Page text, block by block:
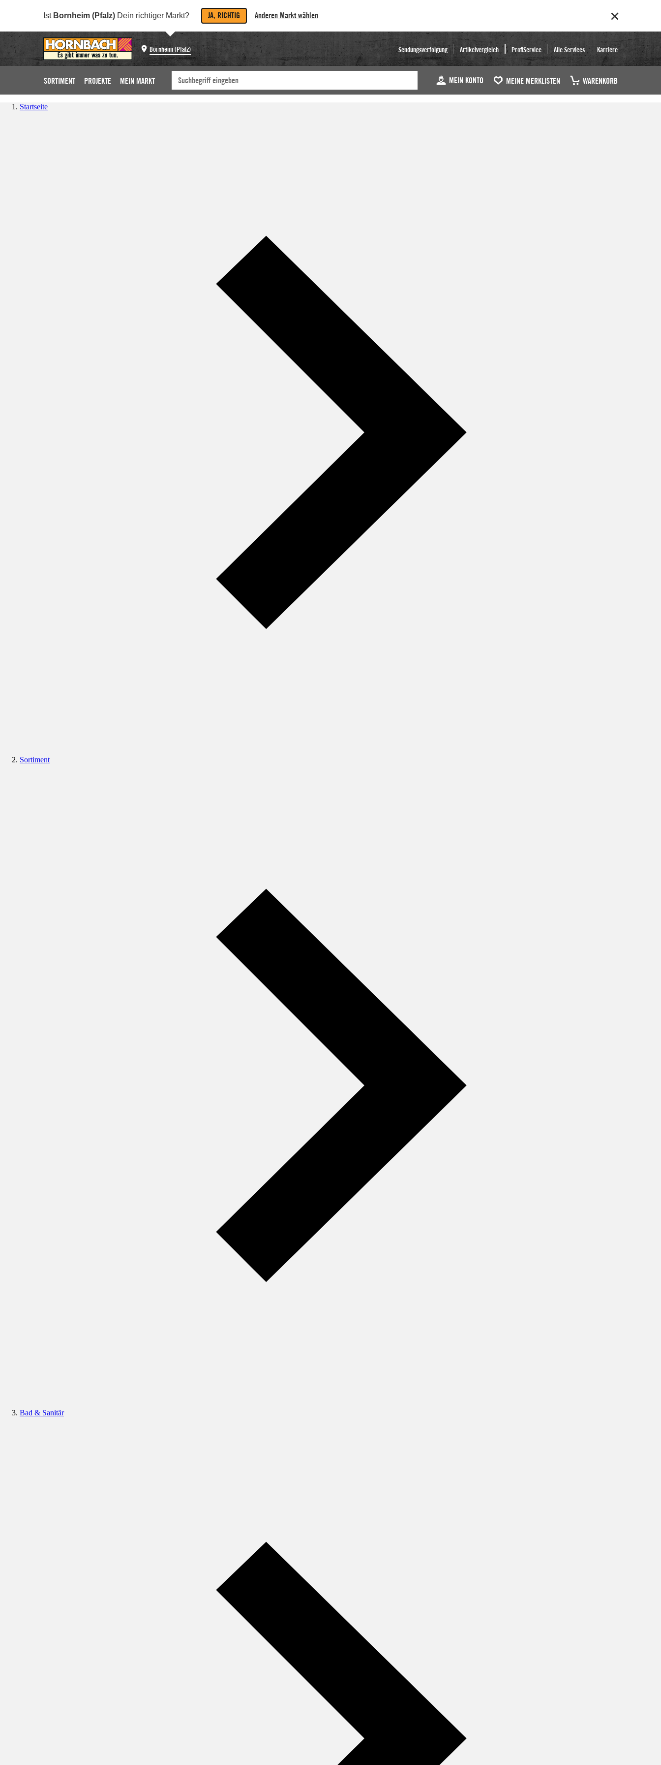
Ist Bornheim (Pfalz) Dein richtiger Markt? JA, RICHTIG Anderen Markt wählen
Bornheim (Pfalz) Sendungsverfolgung Artikelvergleich ProfiService Alle Services Karriere
SORTIMENT PROJEKTE MEIN MARKT MEIN KONTO MEINE MERKLISTEN WARENKORB
Startseite
Sortiment
Bad & Sanitär